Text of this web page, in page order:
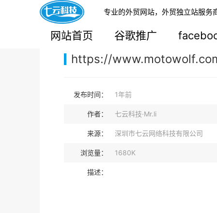
专业的外贸网站，外贸独立站服务
网站首页 谷歌推广
您的当前位置： 网站首页>案例展示>B2B外贸独
https://
发布时间： 1年前
作者： 七云科技·Mr.li
来源： 深圳市七云网络科技有限公司
浏览量： 1680K
描述：